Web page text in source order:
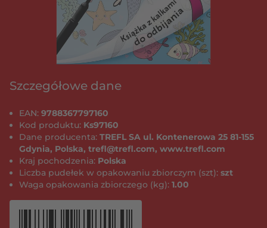
Szczegółowe dane
EAN: 9788367797160
Kod produktu: Ks97160
Dane producenta: TREFL SA ul. Kontenerowa 25 81-155
Gdynia, Polska, trefl@trefl.com, www.trefl.com
Kraj pochodzenia: Polska
Liczba pudełek w opakowaniu zbiorczym (szt): szt
Waga opakowania zbiorczego (kg): 1.00